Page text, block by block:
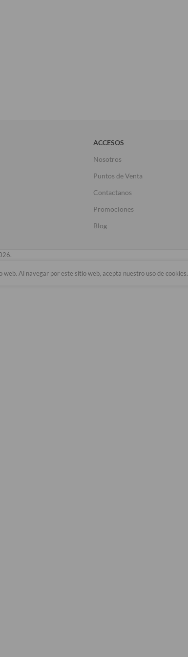
ACCESOS
Nosotros
Puntos de Venta
Contactanos
Promociones
Blog
Al navegar por este sitio web, acepta nuestro uso de cookies.